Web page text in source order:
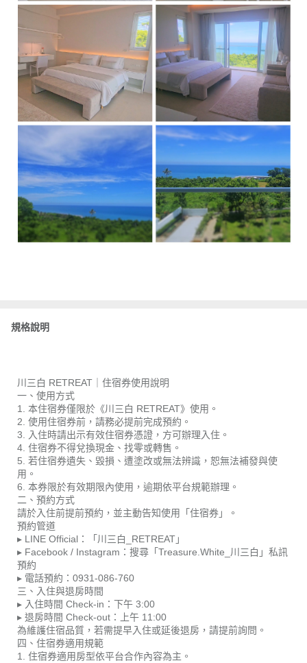
規格說明
川三白 RETREAT｜住宿券使用說明
一、使用方式
1. 本住宿券僅限於《川三白 RETREAT》使用。
2. 使用住宿券前，請務必提前完成預約。
3. 入住時請出示有效住宿券憑證，方可辦理入住。
4. 住宿券不得兌換現金、找零或轉售。
5. 若住宿券遺失、毀損、遭塗改或無法辨識，恕無法補發與使
用。
6. 本券限於有效期限內使用，逾期依平台規範辦理。
二、預約方式
請於入住前提前預約，並主動告知使用「住宿券」。
預約管道
▸ LINE Official：「川三白_RETREAT」
▸ Facebook / Instagram：搜尋「Treasure.White_川三白」私訊
預約
▸ 電話預約：0931-086-760
三、入住與退房時間
▸ 入住時間 Check-in：下午 3:00
▸ 退房時間 Check-out：上午 11:00
為維護住宿品質，若需提早入住或延後退房，請提前詢問。
四、住宿券適用規範
1. 住宿券適用房型依平台合作內容為主。